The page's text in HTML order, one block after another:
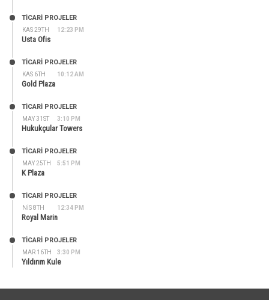
KAS 29TH 12:23 PM
TİCARİ PROJELER
Usta Ofis
KAS 6TH 10:12 AM
TİCARİ PROJELER
Gold Plaza
MAY 31ST 3:10 PM
TİCARİ PROJELER
Hukukçular Towers
MAY 25TH 5:51 PM
TİCARİ PROJELER
K Plaza
NIS 8TH 12:34 PM
TİCARİ PROJELER
Royal Marin
MAR 16TH 3:30 PM
TİCARİ PROJELER
Yıldırım Kule